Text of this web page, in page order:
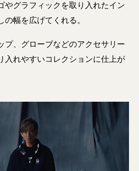
やグラフィックを取り入れたイン
幅を広げてくれる。
プ、グローブなどのアクセサリー
入れやすいコレクションに仕上が